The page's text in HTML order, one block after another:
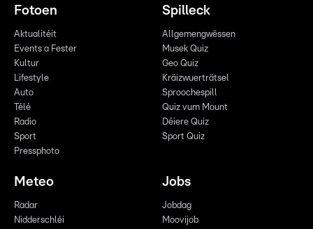
Fotoen
Aktualitéit
Events a Fester
Kultur
Lifestyle
Auto
Télé
Radio
Sport
Pressphoto
Spilleck
Allgemengwëssen
Musek Quiz
Geo Quiz
Kräizwuerträtsel
Sproochespill
Quiz vum Mount
Déiere Quiz
Sport Quiz
Meteo
Radar
Nidderschléi
Jobs
Jobdag
Moovijob